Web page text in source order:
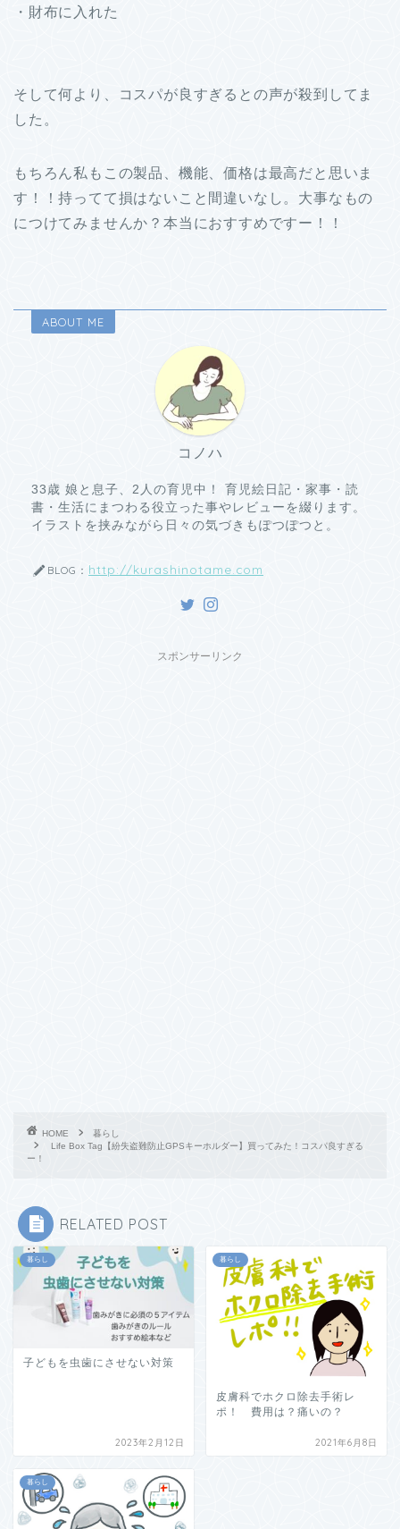
・財布に入れた
そして何より、コスパが良すぎるとの声が殺到してま
した。
もちろん私もこの製品、機能、価格は最高だと思いま
す！！持ってて損はないこと間違いなし。大事なもの
につけてみませんか？本当におすすめですー！！
ABOUT ME
コノハ
33歳 娘と息子、2人の育児中！ 育児絵日記・家事・読
書・生活にまつわる役立った事やレビューを綴ります。
イラストを挟みながら日々の気づきもぽつぽつと。
BLOG： http://kurashinotame.com
スポンサーリンク
HOME
暮らし
Life Box Tag【紛失盗難防止GPSキーホルダー】買ってみた！コスパ良すぎる
ー！
RELATED POST
暮らし
子どもを虫歯にさせない対策
2023年2月12日
暮らし
皮膚科でホクロ除去手術レ
ポ！ 費用は？痛いの？
2021年6月8日
暮らし